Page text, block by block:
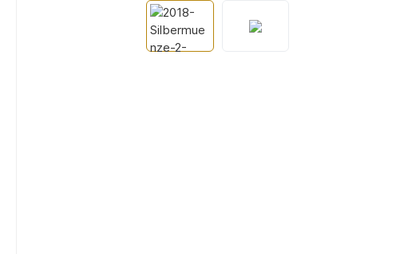
Bildergalerie überspringen